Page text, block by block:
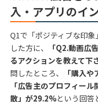
入・アプリのイ
Q1で「ポジティブな印
した方に、
「Q2.動画広
るアクションを教えて下
問したところ、
「購入
「広告主のプロフィー
散」が29.2%という回答